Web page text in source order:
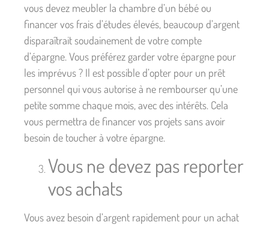
vous devez meubler la chambre d’un bébé ou
financer vos frais d’études élevés, beaucoup d’argent
disparaîtrait soudainement de votre compte
d’épargne. Vous préférez garder votre épargne pour
les imprévus ? Il est possible d’opter pour un prêt
personnel qui vous autorise à ne rembourser qu’une
petite somme chaque mois, avec des intérêts. Cela
vous permettra de financer vos projets sans avoir
besoin de toucher à votre épargne.
Vous ne devez pas reporter
vos achats
Vous avez besoin d’argent rapidement pour un achat